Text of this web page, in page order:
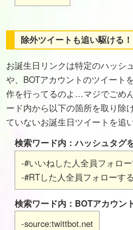
除外ツイートも追い駆ける！
お誕生日リンクは特定のハッシ
や、BOTアカウントのツイート
作を行ってるのよ…マジでごめ
ード内から以下の箇所を取り除
ていないお誕生日ツイートを追
検索ワード内：ハッシュタグ
-#いいねした人全員フォロ
-#RTした人全員フォローする
検索ワード内：BOTアカウン
-source:twittbot.net